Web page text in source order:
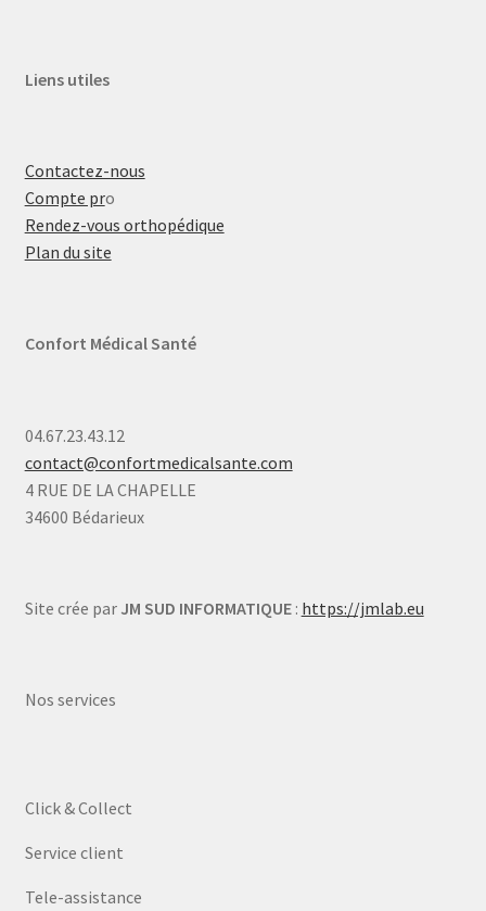
Liens utiles
Contactez-nous
Compte pro
Rendez-vous orthopédique
Plan du site
Confort Médical Santé
04.67.23.43.12
contact@confortmedicalsante.com
4 RUE DE LA CHAPELLE
34600 Bédarieux
Site crée par JM SUD INFORMATIQUE: https://jmlab.eu
Nos services
Click & Collect
Service client
Tele-assistance